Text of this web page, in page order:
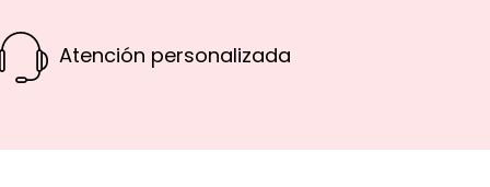
Atención personalizada